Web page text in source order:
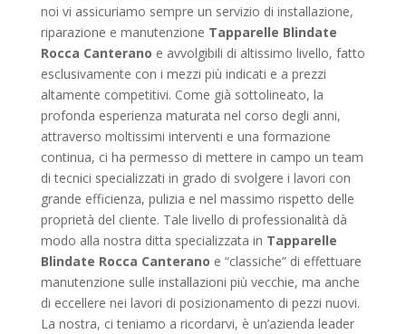
noi vi assicuriamo sempre un servizio di installazione,
riparazione e manutenzione Tapparelle Blindate
Rocca Canterano e avvolgibili di altissimo livello, fatto
esclusivamente con i mezzi più indicati e a prezzi
altamente competitivi. Come già sottolineato, la
profonda esperienza maturata nel corso degli anni,
attraverso moltissimi interventi e una formazione
continua, ci ha permesso di mettere in campo un team
di tecnici specializzati in grado di svolgere i lavori con
grande efficienza, pulizia e nel massimo rispetto delle
proprietà del cliente. Tale livello di professionalità dà
modo alla nostra ditta specializzata in Tapparelle
Blindate Rocca Canterano e “classiche” di effettuare
manutenzione sulle installazioni più vecchie, ma anche
di eccellere nei lavori di posizionamento di pezzi nuovi.
La nostra, ci teniamo a ricordarvi, è un’azienda leader